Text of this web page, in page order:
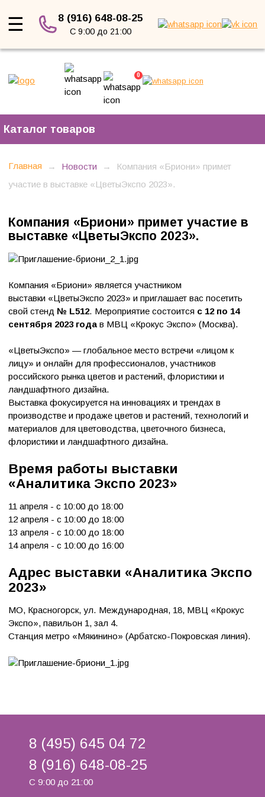
☰ 8 (916) 648-08-25
С 9:00 до 21:00
0
Каталог товаров
Главная → Новости →
Компания «Бриони» примет
участие в выставке «ЦветыЭкспо 2023».
Компания «Бриони» примет участие в
выставке «ЦветыЭкспо 2023».
Компания «Бриони» является участником
выставки «ЦветыЭкспо 2023» и приглашает вас посетить
свой стенд № L512. Мероприятие состоится с 12 по 14
сентября 2023 года в МВЦ «Крокус Экспо» (Москва).
«ЦветыЭкспо» — глобальное место встречи «лицом к
лицу» и онлайн для профессионалов, участников
российского рынка цветов и растений, флористики и
ландшафтного дизайна.
Выставка фокусируется на инновациях и трендах в
производстве и продаже цветов и растений, технологий и
материалов для цветоводства, цветочного бизнеса,
флористики и ландшафтного дизайна.
Время работы выставки
«Аналитика Экспо 2023»
11 апреля - с 10:00 до 18:00
12 апреля - с 10:00 до 18:00
13 апреля - с 10:00 до 18:00
14 апреля - с 10:00 до 16:00
Адрес выставки «Аналитика Экспо
2023»
МО, Красногорск, ул. Международная, 18, МВЦ «Крокус
Экспо», павильон 1, зал 4.
Станция метро «Мякинино» (Арбатско-Покровская линия).
8 (495) 645 04 72
8 (916) 648-08-25
С 9:00 до 21:00